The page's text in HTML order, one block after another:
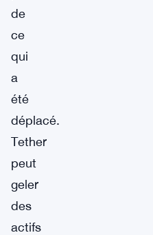
de
ce
qui
a
été
déplacé.
Tether
peut
geler
des
actifs